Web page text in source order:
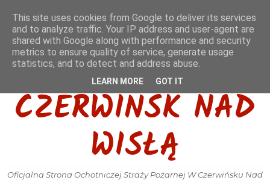
OSP KSRG
CZERWIŃSK NAD
WISŁĄ
Oficjalna Strona Ochotniczej Straży Pożarnej W Czerwińsku Nad
This site uses cookies from Google to deliver its services
and to analyze traffic. Your IP address and user-agent are
shared with Google along with performance and security
metrics to ensure quality of service, generate usage
statistics, and to detect and address abuse.
LEARN MORE GOT IT